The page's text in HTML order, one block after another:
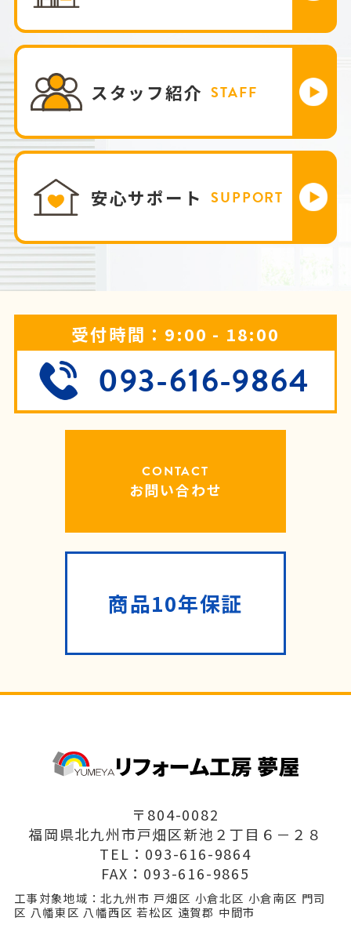
スタッフ紹介 STAFF
安心サポート SUPPORT
受付時間：9:00 - 18:00
093-616-9864
CONTACT
お問い合わせ
商品10年保証
〒804-0082
福岡県北九州市戸畑区新池２丁目６－２８
TEL：093-616-9864
FAX：093-616-9865
工事対象地域：北九州市 戸畑区 小倉北区 小倉南区 門司
区 八幡東区 八幡西区 若松区 遠賀郡 中間市